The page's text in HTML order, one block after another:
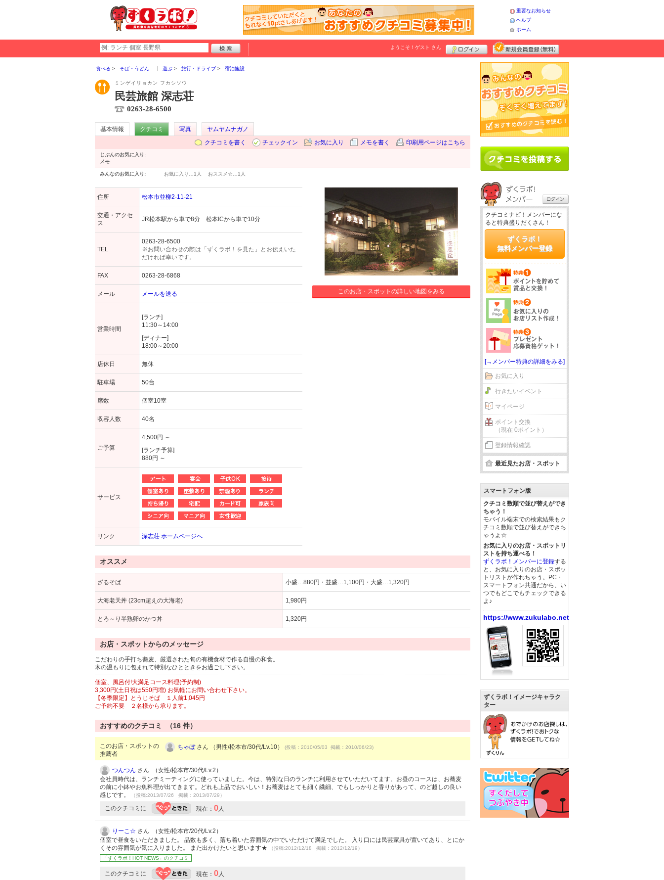
重要なお知らせ
ヘルプ
ホーム
ようこそ！ ゲスト さん
食べる そば・うどん 遊ぶ 旅行・ドライブ 宿泊施設
ミンゲイリョカン フカシソウ
民芸旅館 深志荘
0263-28-6500
基本情報 クチコミ 写真
ヤムヤムナガノ
クチコミを書く
チェックイン お気に入り メモを書く 印刷用ページはこちら
じぶんのお気に入り:
メモ:
みんなのお気に入り: お気に入り… 1人 おススメ☆… 1人
住所 松本市並柳2-11-21
交通・アクセ
ス
JR松本駅から車で8分 松本ICから車で10分
TEL
0263-28-6500
※お問い合わせの際は「ずくラボ！を見た」とお伝えいた
だければ幸いです。
FAX 0263-28-6868
メール メールを送る
営業時間
[ランチ]
11:30～14:00
[ディナー]
18:00～20:00
店休日 無休
駐車場 50台
席数 個室10室
収容人数 40名
ご予算
4,500円 ～
[ランチ予算]
880円 ～
サービス
リンク 深志荘 ホームページへ
このお店・スポットの詳しい地図をみる
オススメ
ざるそば 小盛…880円・並盛…1,100円・大盛…1,320円
大海老天丼 (23cm超えの大海老) 1,980円
とろ～り半熟卵のかつ丼 1,320円
お店・スポットからのメッセージ
こだわりの手打ち蕎麦、厳選された旬の有機食材で作る自慢の和食。
木の温もりに包まれて特別なひとときをお過ごし下さい。
個室、風呂付!大満足コース料理(予約制)
3,300円(土日祝は550円増) お気軽にお問い合わせ下さい。
【冬季限定】とうじそば １人前1,045円
ご予約不要 ２名様から承ります。
おすすめのクチコミ （16 件）
このお店・スポットの
推薦者
ちゃぼさん （男性/松本市/30代/Lv.10） (投稿：2010/05/03 掲載：2010/06/23)
つんつん さん （女性/松本市/30代/Lv.2）
会社員時代は、ランチミーティングに使っていました。今は、特別な日のランチに利用させていただいてます。お昼のコースは、お蕎麦
の前に小鉢やお魚料理が出てきます。どれも上品でおいしい！お蕎麦はとても細く繊細、でもしっかりと香りがあって、のど越しの良い
感じです。
（投稿:2013/07/26 掲載：2013/07/29）
このクチコミに 現在： 0人
りーこ☆ さん （女性/松本市/20代/Lv.2）
個室で昼食をいただきました。 品数も多く、落ち着いた雰囲気の中でいただけて満足でした。 入り口には民芸家具が置いてあり、とにか
くその雰囲気が気に入りました。 また出かけたいと思います★
（投稿:2012/12/18 掲載：2012/12/19）
「ずくラボ！HOT NEWS」のクチコミ
このクチコミに 現在： 0人
クチコミナビ！メンバーにな
ると特典盛りだくさん！
ずくラボ！
無料メンバー登録
[→メンバー特典の詳細をみる]
お気に入り
行きたいイベント
マイページ
ポイント交換
（現在 0ポイント）
登録情報確認
最近見たお店・スポット
スマートフォン版
クチコミ数順で並び替えができ
ちゃう！
モバイル端末での検索結果もク
チコミ数順で並び替えができち
ゃうよ☆
お気に入りのお店・スポットリ
ストを持ち運べる！
ずくラボ！メンバーに登録する
と、お気に入りのお店・スポッ
トリストが作れちゃう。PC・
スマートフォン共通だから、い
つでもどこでもチェックできる
よ♪
https://www.zukulabo.net/
ずくラボ！イメージキャラク
ター